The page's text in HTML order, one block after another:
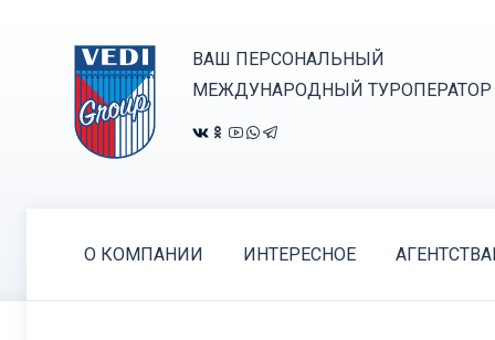
ВАШ ПЕРСОНАЛЬНЫЙ
МЕЖДУНАРОДНЫЙ ТУРОПЕРАТОР
О КОМПАНИИ ИНТЕРЕСНОЕ